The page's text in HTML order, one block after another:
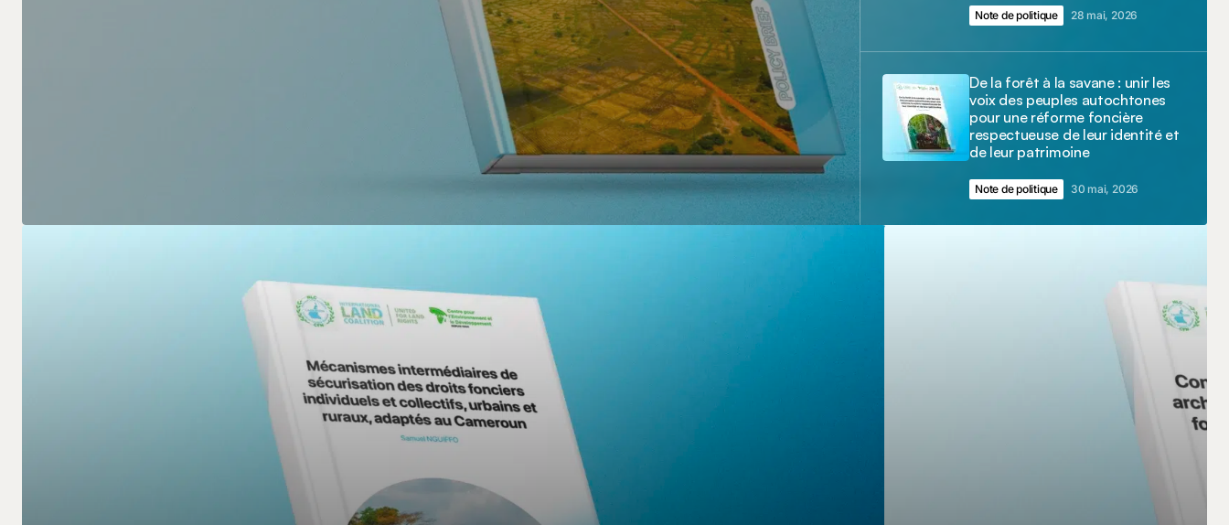
Note de politique 28 mai, 2026
De la forêt à la savane : unir les
voix des peuples autochtones
pour une réforme foncière
respectueuse de leur identité et
de leur patrimoine
Note de politique 30 mai, 2026